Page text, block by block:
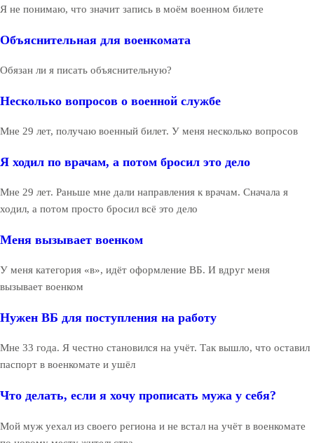
Я не понимаю, что значит запись в моём военном билете
Объяснительная для военкомата
Обязан ли я писать объяснительную?
Несколько вопросов о военной службе
Мне 29 лет, получаю военный билет. У меня несколько вопросов
Я ходил по врачам, а потом бросил это дело
Мне 29 лет. Раньше мне дали направления к врачам. Сначала я
ходил, а потом просто бросил всё это дело
Меня вызывает военком
У меня категория «в», идёт оформление ВБ. И вдруг меня
вызывает военком
Нужен ВБ для поступления на работу
Мне 33 года. Я честно становился на учёт. Так вышло, что оставил
паспорт в военкомате и ушёл
Что делать, если я хочу прописать мужа у себя?
Мой муж уехал из своего региона и не встал на учёт в военкомате